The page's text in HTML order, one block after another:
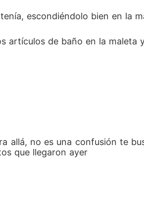
escondiéndolo bien en la
artículos de baño en la maleta
que llegaron ayer